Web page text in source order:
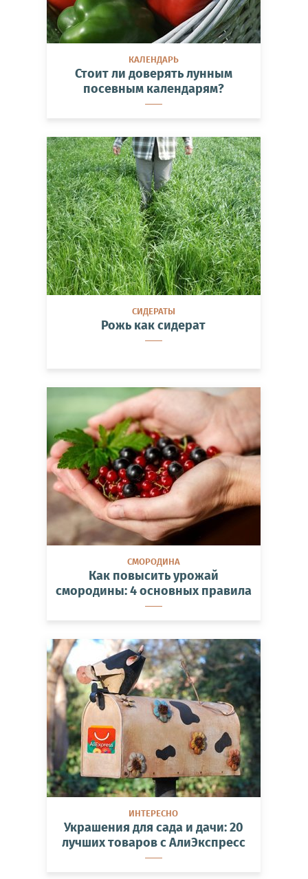
КАЛЕНДАРЬ
Стоит ли доверять лунным
посевным календарям?
СИДЕРАТЫ
Рожь как сидерат
СМОРОДИНА
Как повысить урожай
смородины: 4 основных правила
ИНТЕРЕСНО
Украшения для сада и дачи: 20
лучших товаров с АлиЭкспресс